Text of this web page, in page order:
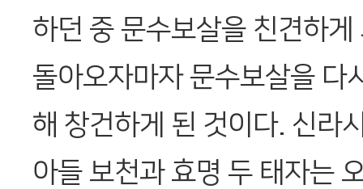
하던 중 문수보살을 친견하게
돌아오자마자 문수보살을 다
해 창건하게 된 것이다. 신라
아들 보천과 효명 두 태자는